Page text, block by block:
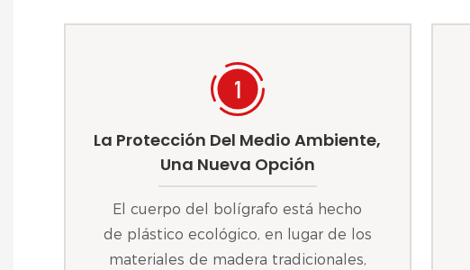
La Protección Del Medio Ambiente,
Una Nueva Opción
El cuerpo del bolígrafo está hecho
de plástico ecológico, en lugar de los
materiales de madera tradicionales,